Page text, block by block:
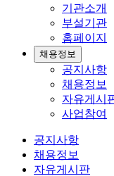
기관소개
부설기관
홈페이지
채용정보
공지사항
채용정보
자유게시
사업참여
공지사항
채용정보
자유게시판